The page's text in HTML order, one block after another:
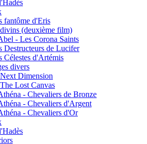
fantôme d'Eris
(deuxième film)
- Les Corona Saints
Destructeurs de Lucifer
Célestes d'Artémis
divers
Dimension
Lost Canvas
- Chevaliers de Bronze
- Chevaliers d'Argent
- Chevaliers d'Or